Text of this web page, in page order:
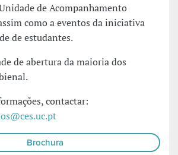
de Acompanhamento
como a eventos da iniciativa
de estudantes.
de abertura da maioria dos
contactar:
Brochura